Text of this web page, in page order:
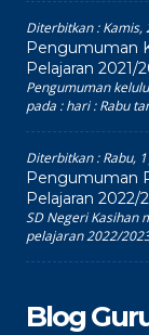
Diterbitkan :Kamis,
Pengumuman
Pelajaran 2021/
Pengumuman
pada : hari : Rabu
Diterbitkan :Rabu,
Pengumuman
Pelajaran 2022/
SD Negeri Kasihan
pelajaran 2022/
Blog